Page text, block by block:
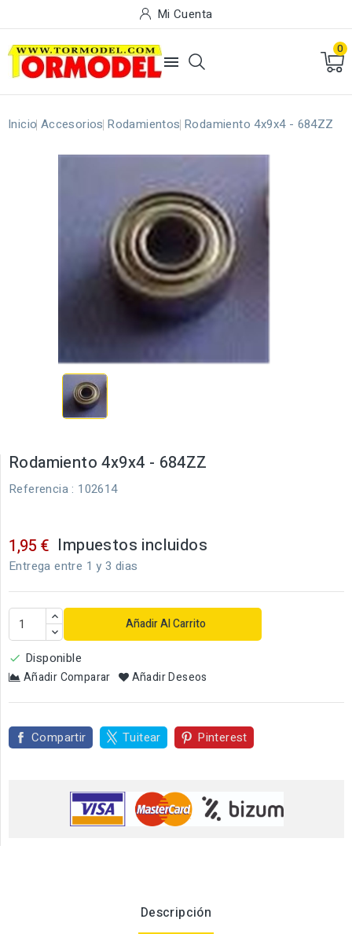
Mi Cuenta

0
Inicio Accesorios Rodamientos Rodamiento 4x9x4 - 684ZZ
Rodamiento 4x9x4 - 684ZZ
Referencia : 102614
1,95 € Impuestos incluidos
Entrega entre 1 y 3 dias
Añadir Al Carrito
 Disponible
Añadir Comparar Añadir Deseos
Compartir Tuitear Pinterest
Descripción